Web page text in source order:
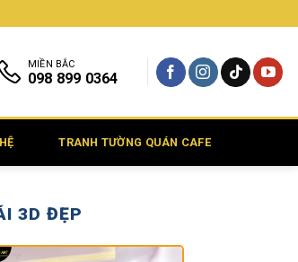
MIỀN BẮC
098 899 0364
TRANH TƯỜNG QUÁN CAFE
3D ĐẸP